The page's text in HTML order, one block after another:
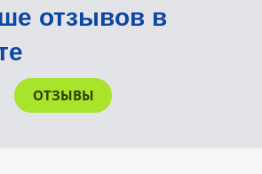
отзывов в
ОТЗЫВЫ